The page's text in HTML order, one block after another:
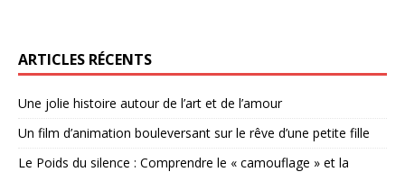
ARTICLES RÉCENTS
Une jolie histoire autour de l’art et de l’amour
Un film d’animation bouleversant sur le rêve d’une petite fille
Le Poids du silence : Comprendre le « camouflage » et la